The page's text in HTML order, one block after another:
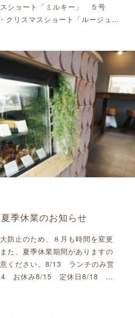
ショート「ミルキー」 ５号
クリスマスショート「ルージュ…
季休業のお知らせ
防止のため、８月も時間を変更
た、夏季休業期間がありますの
ください。8/13 ランチのみ営
お休み8/15 定休日8/18 …